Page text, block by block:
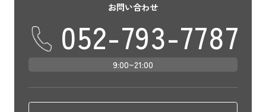
お問い合わせ
052-793-7787
9:00~21:00